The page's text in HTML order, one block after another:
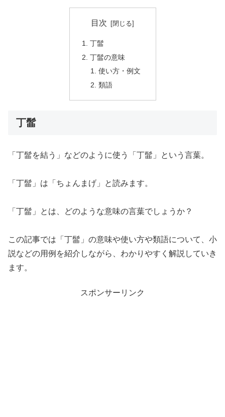
目次
丁髷
丁髷の意味
使い方・例文
類語
丁髷
「丁髷を結う」などのように使う「丁髷」という言葉。
「丁髷」は「ちょんまげ」と読みます。
「丁髷」とは、どのような意味の言葉でしょうか？
この記事では「丁髷」の意味や使い方や類語について、小
説などの用例を紹介しながら、わかりやすく解説していき
ます。
スポンサーリンク